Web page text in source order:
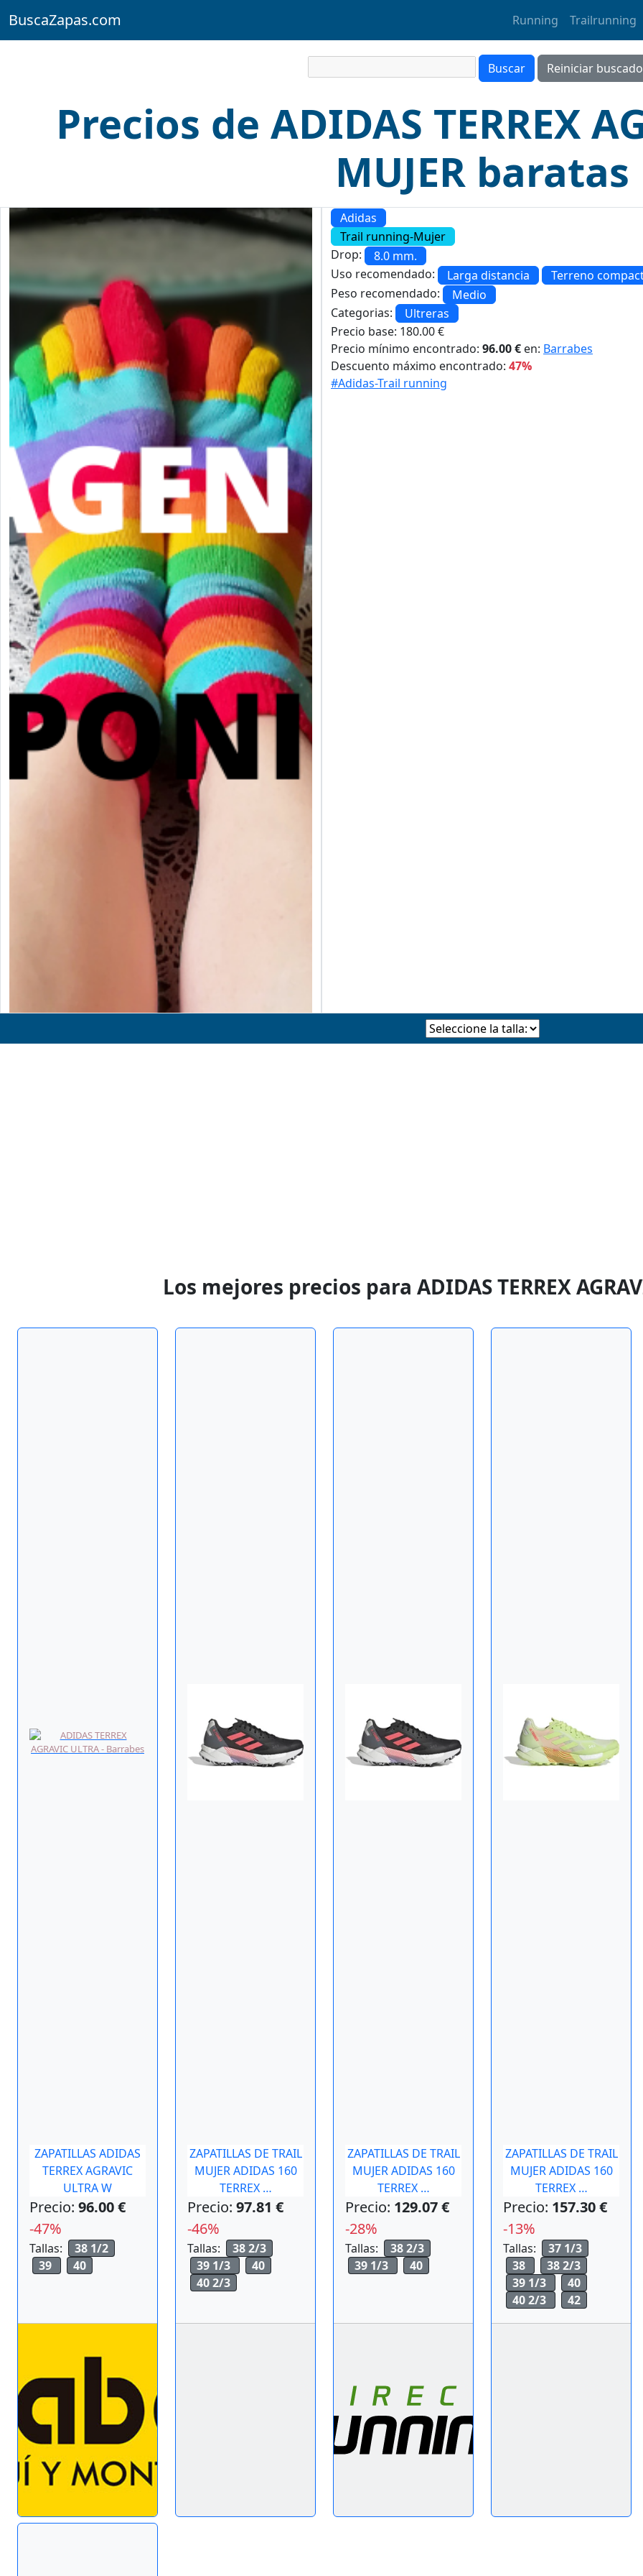
BuscaZapas.com Running Trailrunning
Precios de ADIDAS TERREX
MUJER baratas
Adidas
Trail running-Mujer
Drop:
8.0 mm.
Uso recomendado:
Larga distancia
Terreno
Peso recomendado:
Medio
Categorias:
Ultreras
Precio base: 180.00 €
Precio mínimo encontrado: 96.00 € en: Barrabes
Descuento máximo encontrado: 47%
#Adidas-Trail running
Los mejores precios para ADIDAS TERREX
ZAPATILLAS ADIDAS
TERREX AGRAVIC
ULTRA W
Precio: 96.00 €
-47%
Tallas:
38 1/2
39
40
ZAPATILLAS DE TRAIL
MUJER ADIDAS 160
TERREX …
Precio: 97.81 €
-46%
Tallas:
38 2/3
39 1/3
40
40 2/3
ZAPATILLAS DE TRAIL
MUJER ADIDAS 160
TERREX …
Precio: 129.07 €
-28%
Tallas:
38 2/3
39 1/3
40
ZAPATILLAS DE TRAIL
MUJER ADIDAS 160
TERREX …
Precio: 157.30 €
-13%
Tallas:
37 1/3
38
38 2/3
39 1/3
40
40 2/3
42